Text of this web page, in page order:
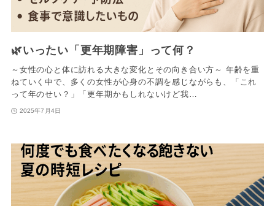
🌿いったい「更年期障害」って何？
～女性の心と体に訪れる大きな変化とその向き合い方～ 年齢を重
ねていく中で、多くの女性が心身の不調を感じながらも、「これ
って年のせい？」「更年期かもしれないけど我…
2025年7月4日